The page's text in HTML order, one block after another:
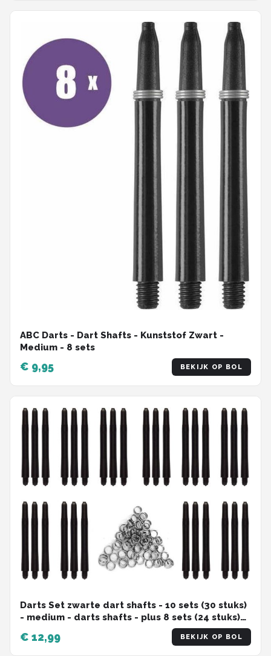
ABC Darts - Dart Shafts - Kunststof Zwart -
Medium - 8 sets
€ 9,95 BEKIJK OP BOL
Darts Set zwarte dart shafts - 10 sets (30 stuks)
- medium - darts shafts - plus 8 sets (24 stuks)
€ 12,99 BEKIJK OP BOL